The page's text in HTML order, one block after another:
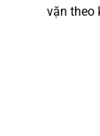
vặn theo